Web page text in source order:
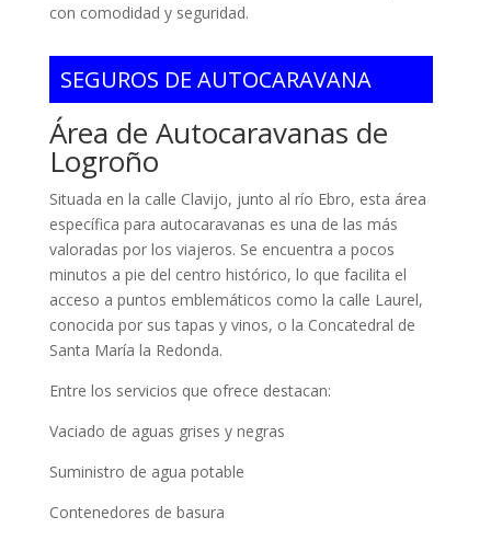
con comodidad y seguridad.
SEGUROS DE AUTOCARAVANA
Área de Autocaravanas de
Logroño
Situada en la calle Clavijo, junto al río Ebro, esta área
específica para autocaravanas es una de las más
valoradas por los viajeros. Se encuentra a pocos
minutos a pie del centro histórico, lo que facilita el
acceso a puntos emblemáticos como la calle Laurel,
conocida por sus tapas y vinos, o la Concatedral de
Santa María la Redonda.
Entre los servicios que ofrece destacan:
Vaciado de aguas grises y negras
Suministro de agua potable
Contenedores de basura